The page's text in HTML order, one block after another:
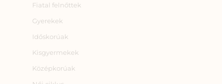
Fiatal felnőttek
Gyerekek
Időskorúak
Kisgyermekek
Középkorúak